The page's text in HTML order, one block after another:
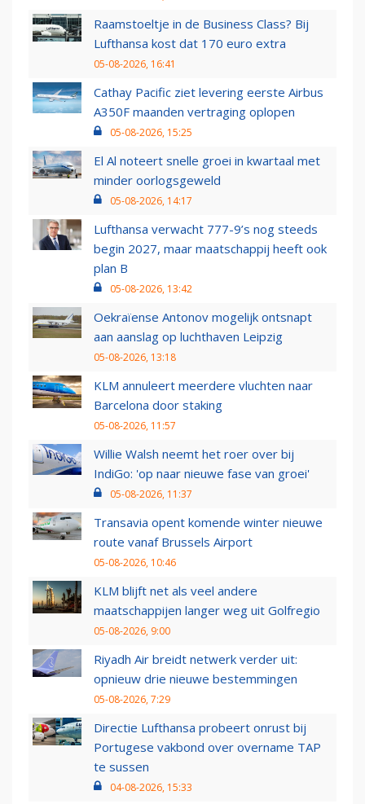
Raamstoeltje in de Business Class? Bij
Lufthansa kost dat 170 euro extra
05-08-2026, 16:41
Cathay Pacific ziet levering eerste Airbus
A350F maanden vertraging oplopen
05-08-2026, 15:25
El Al noteert snelle groei in kwartaal met
minder oorlogsgeweld
05-08-2026, 14:17
Lufthansa verwacht 777-9’s nog steeds
begin 2027, maar maatschappij heeft ook
plan B
05-08-2026, 13:42
Oekraïense Antonov mogelijk ontsnapt
aan aanslag op luchthaven Leipzig
05-08-2026, 13:18
KLM annuleert meerdere vluchten naar
Barcelona door staking
05-08-2026, 11:57
Willie Walsh neemt het roer over bij
IndiGo: 'op naar nieuwe fase van groei'
05-08-2026, 11:37
Transavia opent komende winter nieuwe
route vanaf Brussels Airport
05-08-2026, 10:46
KLM blijft net als veel andere
maatschappijen langer weg uit Golfregio
05-08-2026, 9:00
Riyadh Air breidt netwerk verder uit:
opnieuw drie nieuwe bestemmingen
05-08-2026, 7:29
Directie Lufthansa probeert onrust bij
Portugese vakbond over overname TAP
te sussen
04-08-2026, 15:33